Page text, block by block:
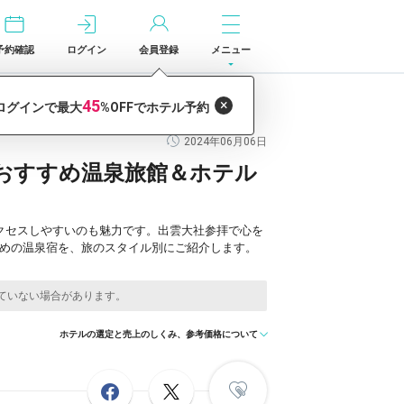
約確認 ログイン 会員登録 メニュー
2024年06月06日
すすめ温泉旅館＆ホテル
スしやすいのも魅力です。出雲大社参拝で心を
温泉宿を、旅のスタイル別にご紹介します。
ホテルの選定と売上のしくみ、参考価格について